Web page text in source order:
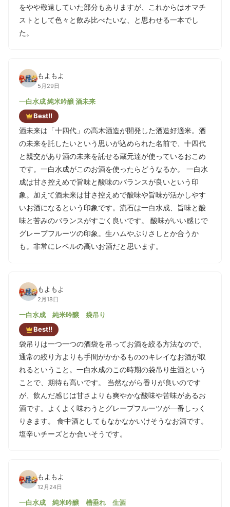
をやや敬遠していた部分もありますが、これからはオマチ
ストとして色々と飲み比べたいな、と思わせる一本でし
た。
もよもよ
5月29日
一白水成 純米吟醸 酒未来
Best!!
酒未来は「十四代」の高木酒造が開発した酒造好適米。酒
の未来を託したいという思いが込められた名前で、十四代
と親交があり酒の未来を託せる蔵元達が使っているおこめ
です。一白水成がこのお酒を使ったらどうなるか。 一白水
成は甘さ控えめで旨味と酸味のバランスが良いという印
象。加えて酒未来は甘さ控えめで酸味や旨味が活かしやす
いお酒になるという印象です。流石は一白水成、旨味と酸
味と苦みのバランスがすごく良いです。 酸味がいい感じで
グレープフルーツの印象。生ハムやぶりさしとか合うか
も。非常にレベルの高いお酒だと思います。
もよもよ
2月18日
一白水成 純米吟醸 袋吊り
Best!!
袋吊りは一つ一つの酒袋を吊ってお酒を絞る方法なので、
通常の絞り方よりも手間がかかるもののキレイなお酒が取
れるということ。一白水成のこの時期の袋吊り生酒という
ことで、期待も高いです。 当然ながら香りが良いのです
が、飲んだ感じは甘さよりも爽やかな酸味や苦味があるお
酒です。よくよく味わうとグレープフルーツが一番しっく
りきます。 食中酒としてもなかなかいけそうなお酒です。
塩辛いチーズとか合いそうです。
もよもよ
12月24日
一白水成 純米吟醸 槽垂れ 生酒